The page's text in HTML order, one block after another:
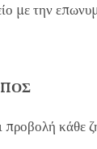
με την
κάθε